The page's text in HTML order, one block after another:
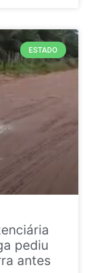
ESTADO
pediu
antes